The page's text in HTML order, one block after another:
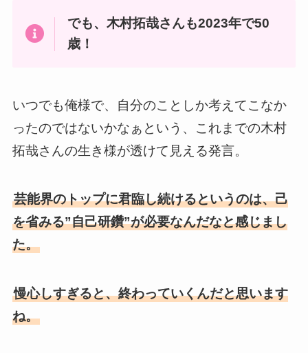
でも、木村拓哉さんも2023年で50
歳！
いつでも俺様で、自分のことしか考えてこなか
ったのではないかなぁという、これまでの木村
拓哉さんの生き様が透けて見える発言。
芸能界のトップに君臨し続けるというのは、己
を省みる”自己研鑽”が必要なんだなと感じまし
た。
慢心しすぎると、終わっていくんだと思います
ね。